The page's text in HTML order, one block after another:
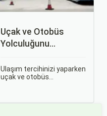
Uçak ve Otobüs
Yolculuğunu
Sizin İçin Uygun?
Ulaşım tercihinizi yaparken
uçak ve otobüs